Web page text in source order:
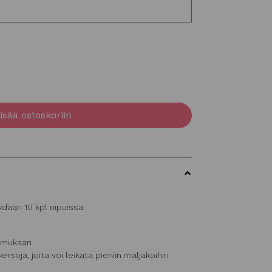
ostoskoriin
10 kpl nipuissa
joita voi leikata pieniin maljakoihin